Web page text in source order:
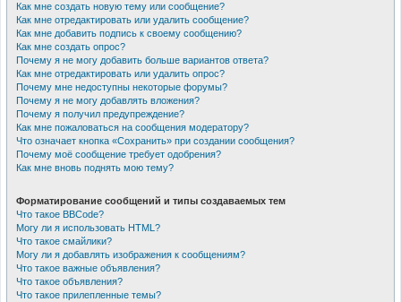
Как мне создать новую тему или сообщение?
Как мне отредактировать или удалить сообщение?
Как мне добавить подпись к своему сообщению?
Как мне создать опрос?
Почему я не могу добавить больше вариантов ответа?
Как мне отредактировать или удалить опрос?
Почему мне недоступны некоторые форумы?
Почему я не могу добавлять вложения?
Почему я получил предупреждение?
Как мне пожаловаться на сообщения модератору?
Что означает кнопка «Сохранить» при создании сообщения?
Почему моё сообщение требует одобрения?
Как мне вновь поднять мою тему?
Форматирование сообщений и типы создаваемых тем
Что такое BBCode?
Могу ли я использовать HTML?
Что такое смайлики?
Могу ли я добавлять изображения к сообщениям?
Что такое важные объявления?
Что такое объявления?
Что такое прилепленные темы?